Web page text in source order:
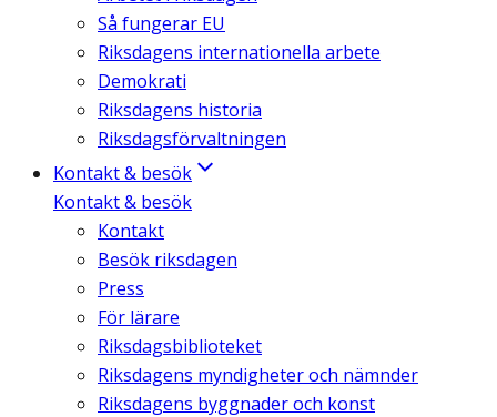
Så fungerar EU
Riksdagens internationella arbete
Demokrati
Riksdagens historia
Riksdagsförvaltningen
Kontakt & besök
Kontakt & besök
Kontakt
Besök riksdagen
Press
För lärare
Riksdagsbiblioteket
Riksdagens myndigheter och nämnder
Riksdagens byggnader och konst